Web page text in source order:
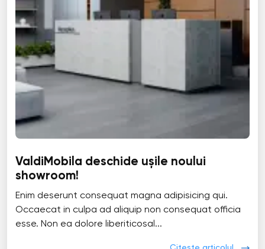
ValdiMobila deschide ușile noului
showroom!
Enim deserunt consequat magna adipisicing qui.
Occaecat in culpa ad aliquip non consequat officia
esse. Non ea dolore liberiticosal...